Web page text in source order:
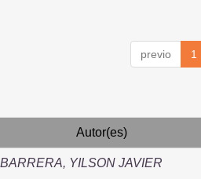
previo 1
Autor(es)
YILSON JAVIER